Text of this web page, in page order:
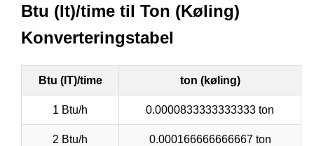
Btu (It)/time til Ton (Køling)
Konverteringstabel
Btu (IT)/time ton (køling)
1 Btu/h 0.0000833333333333 ton
2 Btu/h 0.000166666666667 ton